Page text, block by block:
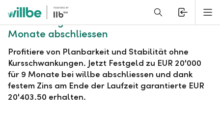
Alerts.Headline
willbe Festgeld zu EUR 20'000 für 9
Monate abschliessen
Profitiere von Planbarkeit und Stabilität ohne
Kursschwankungen. Jetzt Festgeld zu EUR 20'000
für 9 Monate bei willbe abschliessen und dank
festem Zins am Ende der Laufzeit garantierte EUR
20'403.50 erhalten.